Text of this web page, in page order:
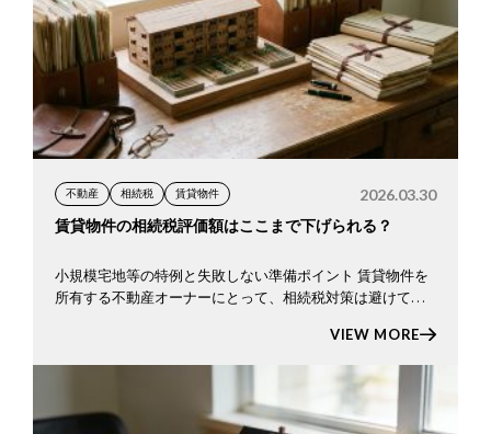
不動産 相続税 賃貸物件 2026.03.30
賃貸物件の相続税評価額はここまで下げられる？
小規模宅地等の特例と失敗しない準備ポイント 賃貸物件を
所有する不動産オーナーにとって、相続税対策は避けて通
を満たせば 土地の相続税評価額を最大で80％減額できる非
常 […]
VIEW MORE